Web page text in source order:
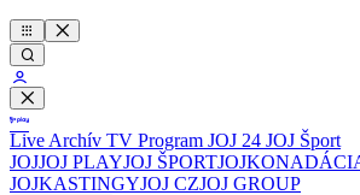
Live Archív TV Program JOJ 24 JOJ Šport
JOJJOJ PLAYJOJ ŠPORTJOJKO
JOJKASTINGYJOJ CZJOJ GROUP